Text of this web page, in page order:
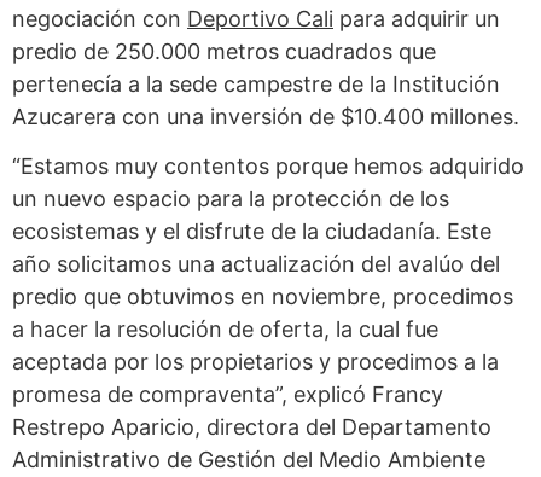
negociación con Deportivo Cali para adquirir un
predio de 250.000 metros cuadrados que
pertenecía a la sede campestre de la Institución
Azucarera con una inversión de $10.400 millones.
“Estamos muy contentos porque hemos adquirido
un nuevo espacio para la protección de los
ecosistemas y el disfrute de la ciudadanía. Este
año solicitamos una actualización del avalúo del
predio que obtuvimos en noviembre, procedimos
a hacer la resolución de oferta, la cual fue
aceptada por los propietarios y procedimos a la
promesa de compraventa”, explicó Francy
Restrepo Aparicio, directora del Departamento
Administrativo de Gestión del Medio Ambiente